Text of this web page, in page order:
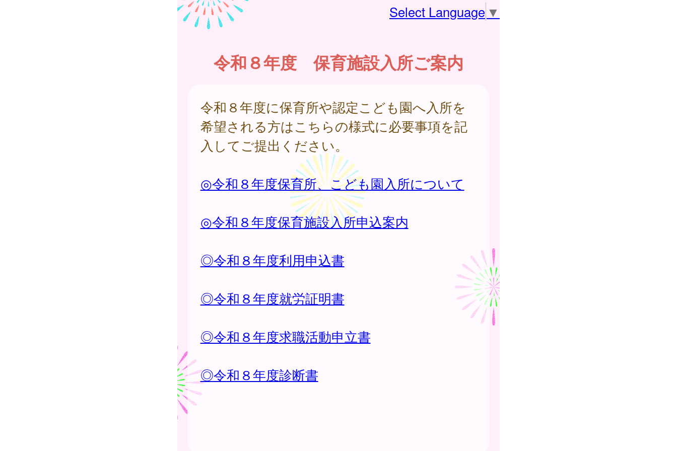
Select Language ▼
令和８年度 保育施設入所ご案内
令和８年度に保育所や認定こども園へ入所を
希望される方はこちらの様式に必要事項を記
入してご提出ください。
◎令和８年度保育所、こども園入所について
◎令和８年度保育施設入所申込案内
◎令和８年度利用申込書
◎令和８年度就労証明書
◎令和８年度求職活動申立書
◎令和８年度診断書